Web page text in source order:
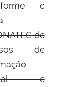
o
de
de
e